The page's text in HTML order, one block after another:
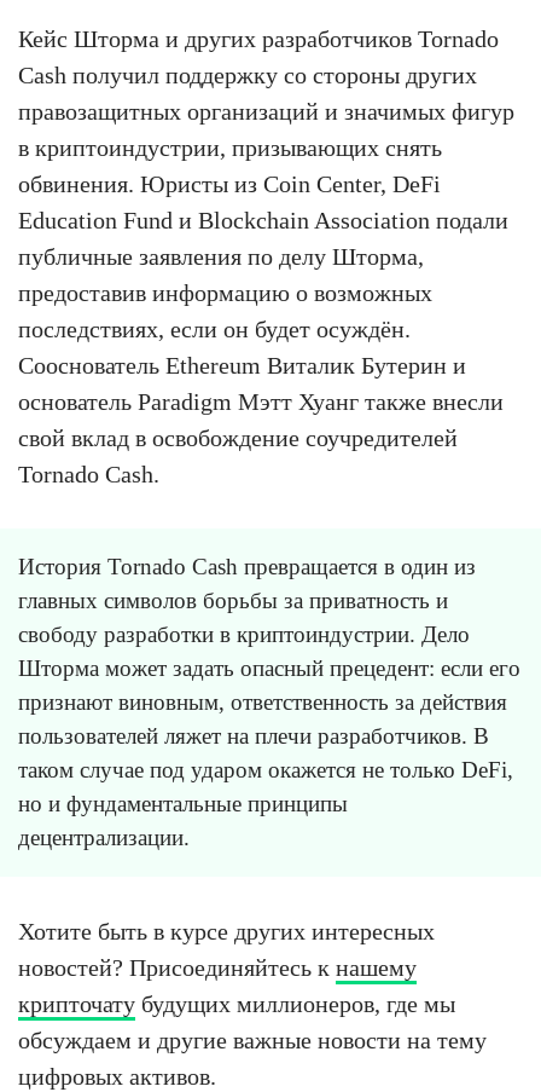
Кейс Шторма и других разработчиков Tornado
Cash получил поддержку со стороны других
правозащитных организаций и значимых фигур
в криптоиндустрии, призывающих снять
обвинения. Юристы из Coin Center, DeFi
Education Fund и Blockchain Association подали
публичные заявления по делу Шторма,
предоставив информацию о возможных
последствиях, если он будет осуждён.
Сооснователь Ethereum Виталик Бутерин и
основатель Paradigm Мэтт Хуанг также внесли
свой вклад в освобождение соучредителей
Tornado Cash.
История Tornado Cash превращается в один из
главных символов борьбы за приватность и
свободу разработки в криптоиндустрии. Дело
Шторма может задать опасный прецедент: если его
признают виновным, ответственность за действия
пользователей ляжет на плечи разработчиков. В
таком случае под ударом окажется не только DeFi,
но и фундаментальные принципы
децентрализации.
Хотите быть в курсе других интересных
новостей? Присоединяйтесь к нашему
крипточату будущих миллионеров, где мы
обсуждаем и другие важные новости на тему
цифровых активов.